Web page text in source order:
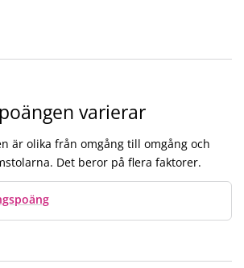
varierar
är olika från omgång till omgång och
Det beror på flera faktorer.